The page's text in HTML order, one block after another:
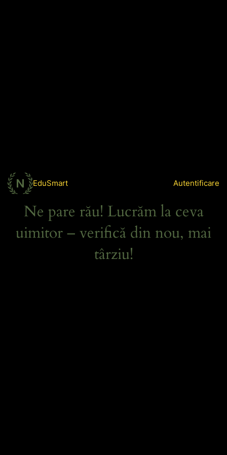
EduSmart Autentificare
Ne pare rău! Lucrăm la ceva
uimitor – verifică din nou, mai
târziu!